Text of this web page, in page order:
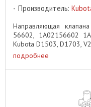
Производитель:
Направляющая
56602, 1A02156602
Kubota D1503, D1703,
подробнее